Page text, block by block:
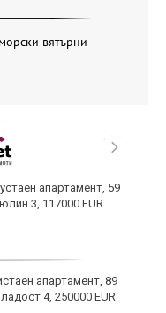
вятърни
апартамент, 59
3, 117000 EUR
апартамент, 89
4, 250000 EUR